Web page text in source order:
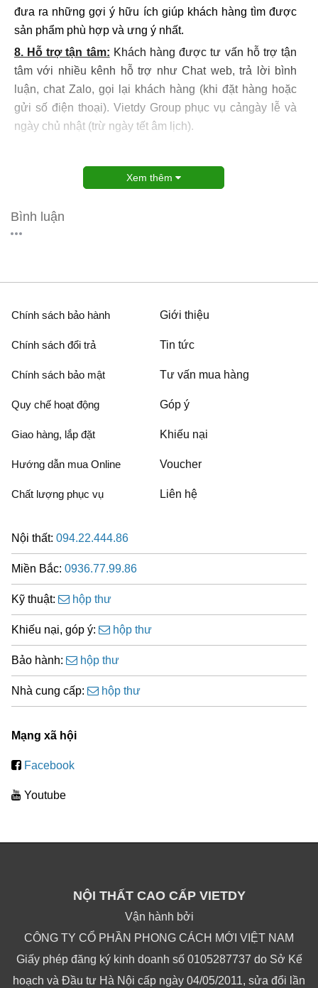
đưa ra những gợi ý hữu ích giúp khách hàng tìm được
sản phẩm phù hợp và ưng ý nhất.
8. Hỗ trợ tận tâm: Khách hàng được tư vấn hỗ trợ tận
tâm với nhiều kênh hỗ trợ như Chat web, trả lời bình
luận, chat Zalo, gọi lại khách hàng (khi đặt hàng hoặc
gửi số điện thoại). Vietdy Group phục vụ cảngày lễ và
ngày chủ nhật (trừ ngày tết âm lịch).
Xem thêm
Bình luận
Chính sách bảo hành
Chính sách đổi trả
Chính sách bảo mật
Quy chế hoạt động
Giao hàng, lắp đặt
Hướng dẫn mua Online
Chất lượng phục vụ
Giới thiệu
Tin tức
Tư vấn mua hàng
Góp ý
Khiếu nại
Voucher
Liên hệ
Nội thất: 094.22.444.86
Miền Bắc: 0936.77.99.86
Kỹ thuật: hộp thư
Khiếu nại, góp ý: hộp thư
Bảo hành: hộp thư
Nhà cung cấp: hộp thư
Mạng xã hội
Facebook
Youtube
NỘI THẤT CAO CẤP VIETDY
Vận hành bởi
CÔNG TY CỔ PHẦN PHONG CÁCH MỚI VIỆT NAM
Giấy phép đăng ký kinh doanh số 0105287737 do Sở Kế
hoạch và Đầu tư Hà Nội cấp ngày 04/05/2011, sửa đổi lần